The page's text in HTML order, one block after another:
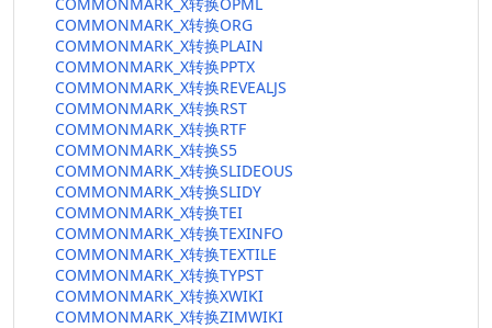
COMMONMARK_X转换ORG
COMMONMARK_X转换PLAIN
COMMONMARK_X转换PPTX
COMMONMARK_X转换REVEALJS
COMMONMARK_X转换RST
COMMONMARK_X转换RTF
COMMONMARK_X转换S5
COMMONMARK_X转换SLIDEOUS
COMMONMARK_X转换SLIDY
COMMONMARK_X转换TEI
COMMONMARK_X转换TEXINFO
COMMONMARK_X转换TEXTILE
COMMONMARK_X转换TYPST
COMMONMARK_X转换XWIKI
COMMONMARK_X转换ZIMWIKI